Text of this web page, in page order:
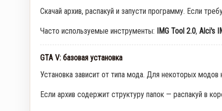
Скачай архив, распакуй и запусти программу. Если
Часто используемые инструменты: IMG Tool 2.0, Alci's
GTA V: базовая установка
Установка зависит от типа мода. Для некоторых
Если архив содержит структуру папок — распакуй в